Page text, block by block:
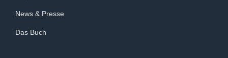
News & Presse
Das Buch